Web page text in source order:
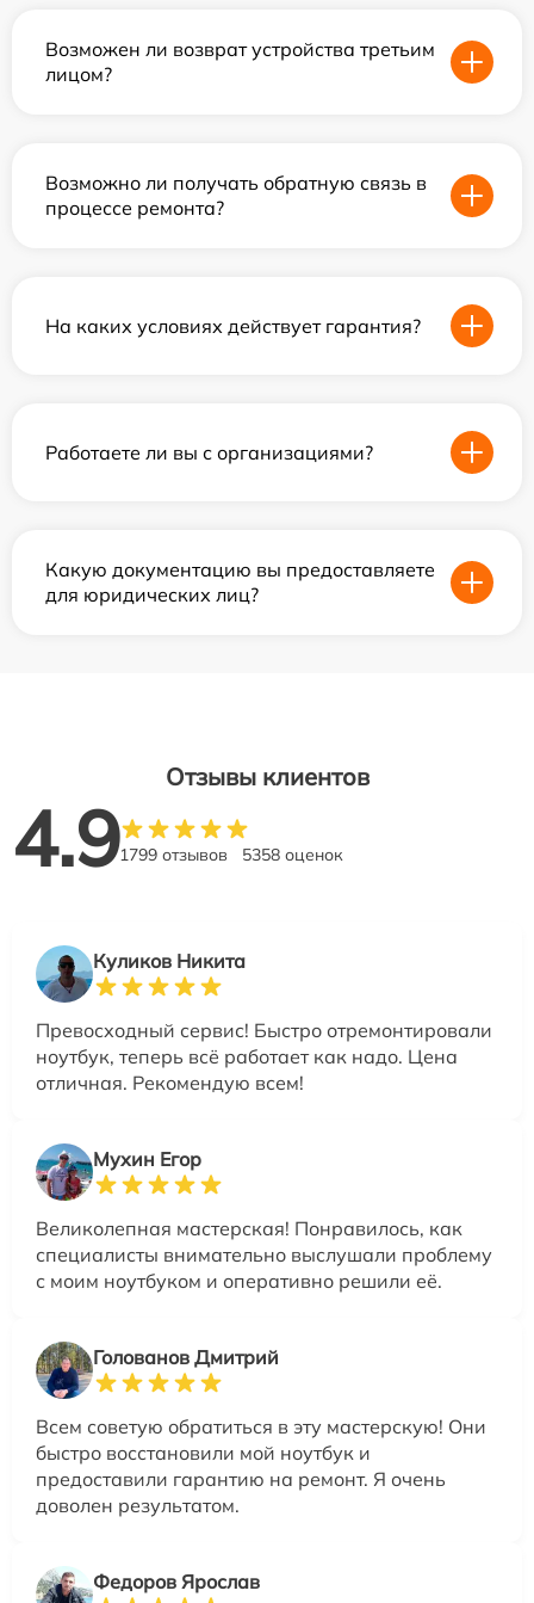
Возможен ли возврат устройства третьим
лицом?
Возможно ли получать обратную связь в
процессе ремонта?
На каких условиях действует гарантия?
Работаете ли вы с организациями?
Какую документацию вы предоставляете
для юридических лиц?
Отзывы клиентов
4.91799 отзывов 5358 оценок
Куликов Никита
Превосходный сервис! Быстро отремонтировали
ноутбук, теперь всё работает как надо. Цена
отличная. Рекомендую всем!
Мухин Егор
Великолепная мастерская! Понравилось, как
специалисты внимательно выслушали проблему
с моим ноутбуком и оперативно решили её.
Голованов Дмитрий
Всем советую обратиться в эту мастерскую! Они
быстро восстановили мой ноутбук и
предоставили гарантию на ремонт. Я очень
доволен результатом.
Федоров Ярослав